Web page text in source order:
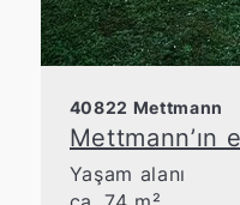
40822 Mettmann
Yaşam alanı